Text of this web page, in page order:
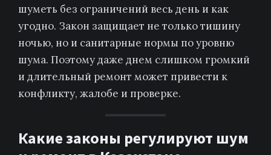
шуметь без ограничений весь день и как
угодно. Закон защищает не только тишину
ночью, но и санитарные нормы по уровню
шума. Поэтому даже днем слишком громкий
и длительный ремонт может привести к
конфликту, жалобе и проверке.
Какие законы регулируют шум